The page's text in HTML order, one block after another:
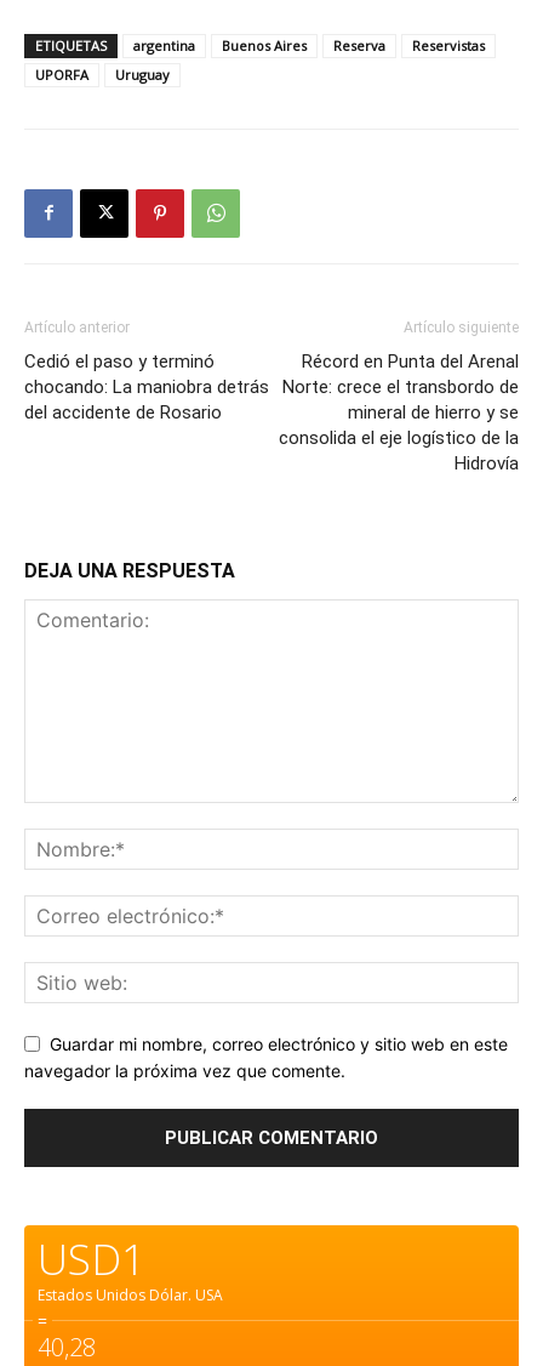
ETIQUETAS argentina Buenos Aires Reserva
Reservistas
UPORFA
Uruguay
Artículo anterior
Cedió el paso y terminó
chocando: La maniobra detrás
del accidente de Rosario
Artículo siguiente
Récord en Punta del Arenal
Norte: crece el transbordo de
mineral de hierro y se
consolida el eje logístico de la
Hidrovía
DEJA UNA RESPUESTA
Guardar mi nombre, correo electrónico y sitio web en este
navegador la próxima vez que comente.
USD1
Estados Unidos Dólar. USA
=
40,28